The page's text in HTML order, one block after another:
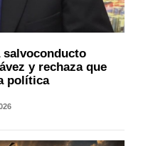
salvoconducto
y rechaza que
política